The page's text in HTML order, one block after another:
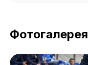
Фотогалерея